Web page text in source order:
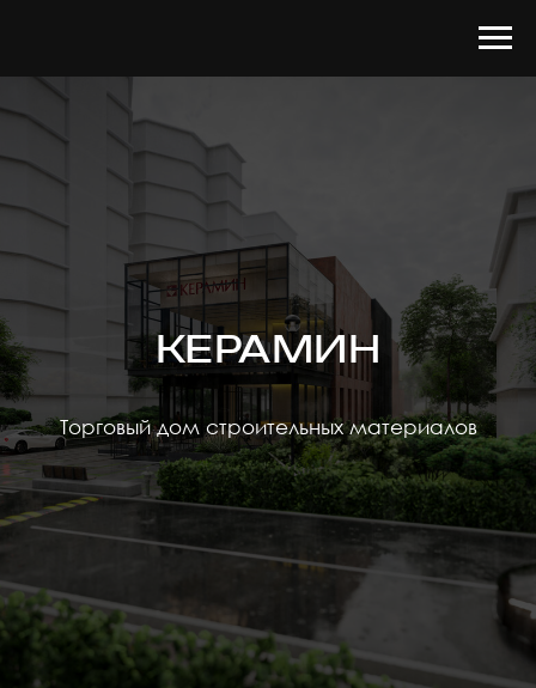
КЕРАМИН
Торговый дом строительных материалов